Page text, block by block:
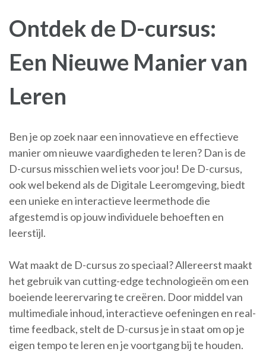
Ontdek de D-cursus:
Een Nieuwe Manier van
Leren
Ben je op zoek naar een innovatieve en effectieve
manier om nieuwe vaardigheden te leren? Dan is de
D-cursus misschien wel iets voor jou! De D-cursus,
ook wel bekend als de Digitale Leeromgeving, biedt
een unieke en interactieve leermethode die
afgestemd is op jouw individuele behoeften en
leerstijl.
Wat maakt de D-cursus zo speciaal? Allereerst maakt
het gebruik van cutting-edge technologieën om een
boeiende leerervaring te creëren. Door middel van
multimediale inhoud, interactieve oefeningen en real-
time feedback, stelt de D-cursus je in staat om op je
eigen tempo te leren en je voortgang bij te houden.